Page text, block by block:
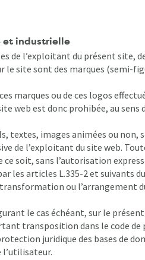
industrielle
de l’exploitant du présent site,
site sont des marques (semi-
marques ou de ces logos
web est donc prohibée, au sens
textes, images animées ou
de l’exploitant du site web.
ce soit, sans l’autorisation
les articles L.335-2 et suivants
ou l’arrangement
le cas échéant, sur le
transposition dans le code
juridique des bases de